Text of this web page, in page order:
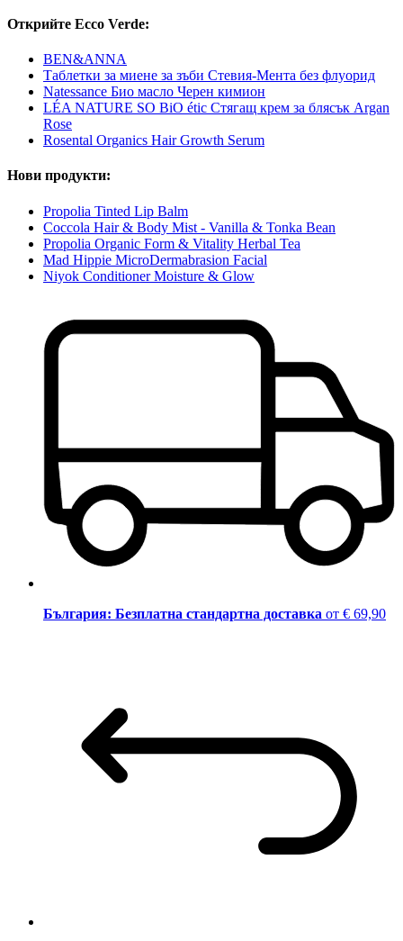
Открийте Ecco Verde:
BEN&ANNA
Таблетки за миене за зъби Стевия-Мента без флуорид
Natessance Био масло Черен кимион
LÉA NATURE SO BiO étic Стягащ крем за блясък Argan
Rose
Rosental Organics Hair Growth Serum
Нови продукти:
Propolia Tinted Lip Balm
Coccola Hair & Body Mist - Vanilla & Tonka Bean
Propolia Organic Form & Vitality Herbal Tea
Mad Hippie MicroDermabrasion Facial
Niyok Conditioner Moisture & Glow
България: Безплатна стандартна доставка от € 69,90